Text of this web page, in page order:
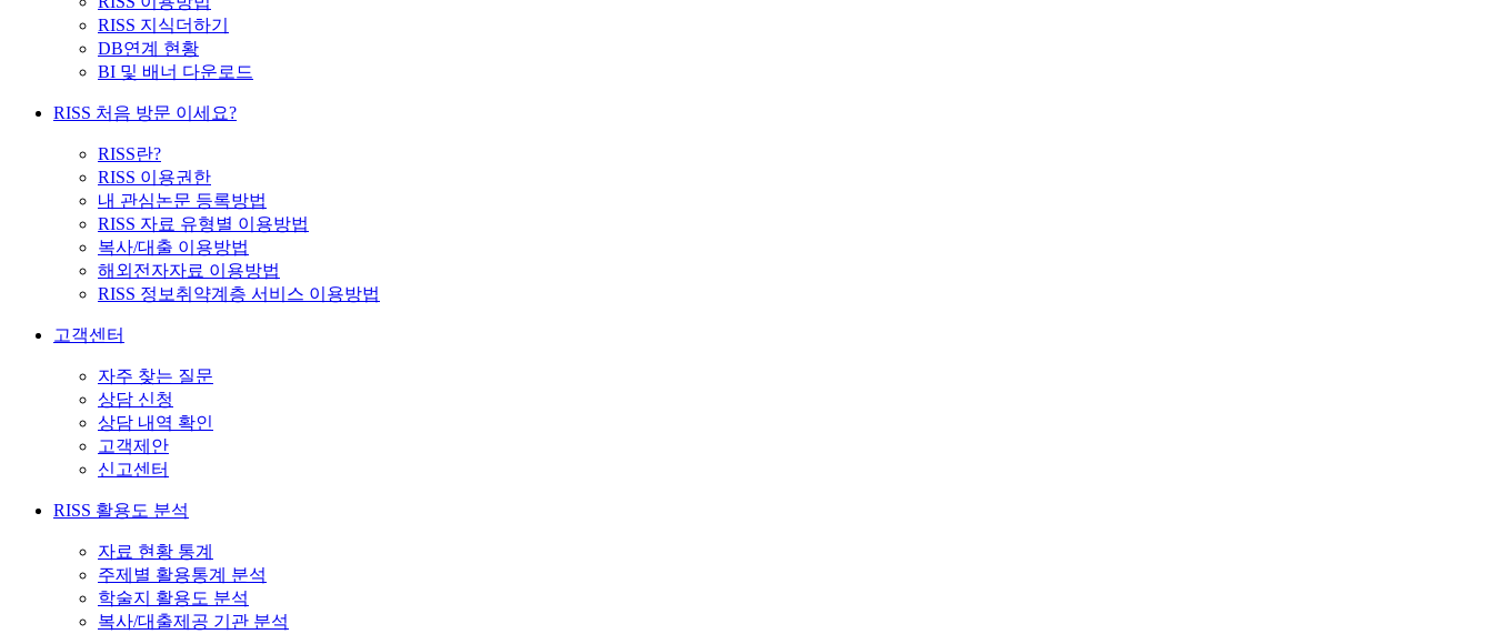
RISS 지식더하기
DB연계 현황
BI 및 배너 다운로드
RISS 처음 방문 이세요?
RISS란?
RISS 이용권한
내 관심논문 등록방법
RISS 자료 유형별 이용방법
복사/대출 이용방법
해외전자자료 이용방법
RISS 정보취약계층 서비스 이용방법
고객센터
자주 찾는 질문
상담 신청
상담 내역 확인
고객제안
신고센터
RISS 활용도 분석
자료 현황 통계
주제별 활용통계 분석
학술지 활용도 분석
복사/대출제공 기관 분석